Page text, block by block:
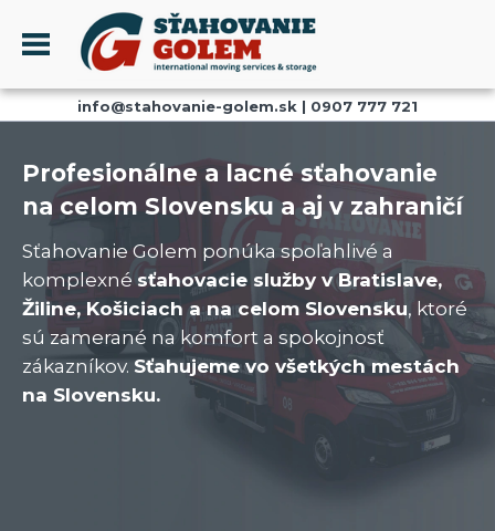
Menu
PROFIL
DOPRAVA - DOPRAVNÉ SLUŽBY
SKLADOVANIE
REFERENCIE
CENNÍK
KONTAKT
info@stahovanie-golem.sk | 0907 777 721
Profesionálne a lacné sťahovanie
na celom Slovensku a aj v zahraničí
Sťahovanie Golem ponúka spoľahlivé a
komplexné sťahovacie služby v Bratislave,
Žiline, Košiciach a na celom Slovensku, ktoré
sú zamerané na komfort a spokojnosť
zákazníkov. Sťahujeme vo všetkých mestách
na Slovensku.